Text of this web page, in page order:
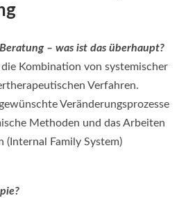
– was ist das überhaupt?
Kombination von systemischer
Verfahren.
Veränderungsprozesse
Methoden und das Arbeiten
(Internal Family System)